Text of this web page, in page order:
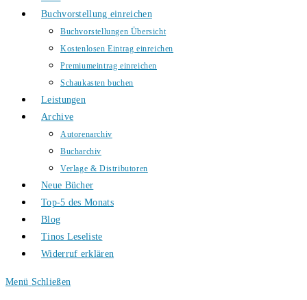
Buchvorstellung einreichen
Buchvorstellungen Übersicht
Kostenlosen Eintrag einreichen
Premiumeintrag einreichen
Schaukasten buchen
Leistungen
Archive
Autorenarchiv
Bucharchiv
Verlage & Distributoren
Neue Bücher
Top-5 des Monats
Blog
Tinos Leseliste
Widerruf erklären
Menü Schließen